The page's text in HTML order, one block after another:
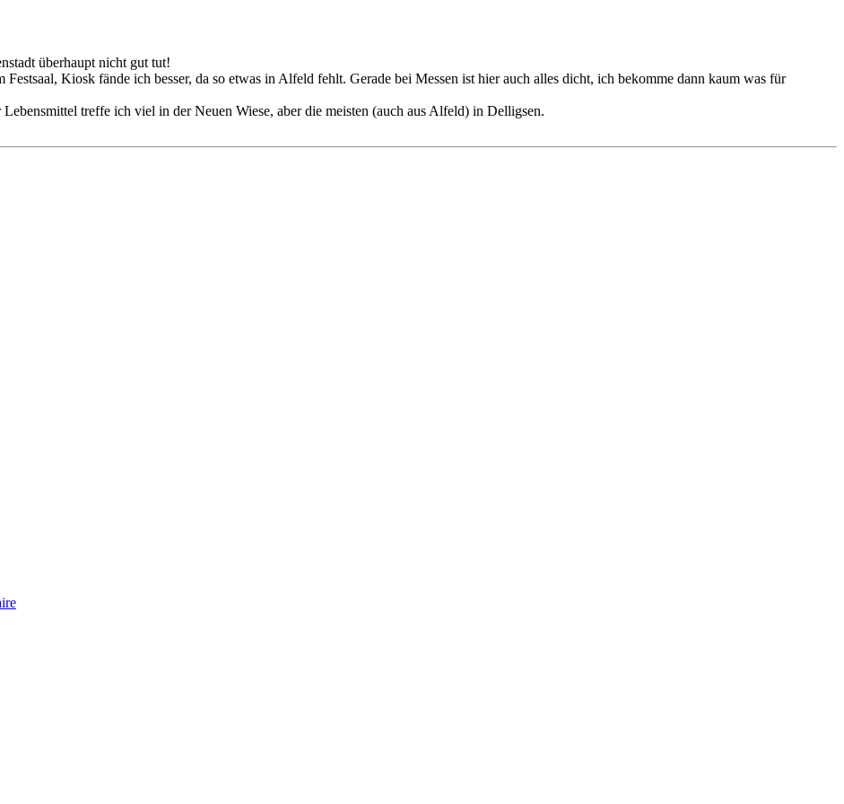
überhaupt nicht gut tut!
Kiosk fände ich besser, da so etwas in Alfeld fehlt. Gerade bei Messen ist hier auch alles dicht, ich bekomme dann kaum was für
treffe ich viel in der Neuen Wiese, aber die meisten (auch aus Alfeld) in Delligsen.